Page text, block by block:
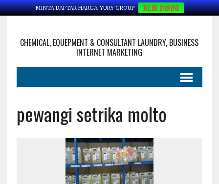
MINTA DAFTAR HARGA YURY GROUP KLIK DISINI
CHEMICAL, EQUEPMENT & CONSULTANT LAUNDRY, BUSINESS
INTERNET MARKETING
pewangi setrika molto